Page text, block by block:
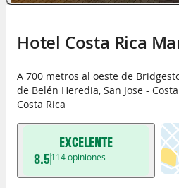
Hotel Costa Rica
A 700 metros al oeste de
de Belén Heredia, San Jose -
Costa Rica
EXCELENTE
8.5114opiniones